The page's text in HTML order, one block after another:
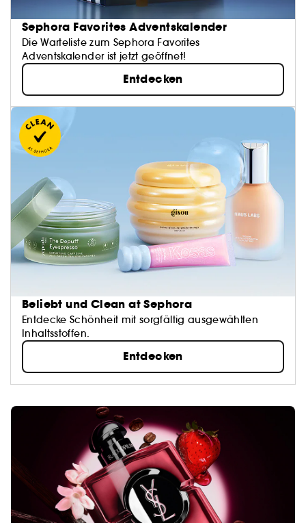
Sephora Favorites Adventskalender
Die Warteliste zum Sephora Favorites
Adventskalender ist jetzt geöffnet!
Entdecken
Beliebt und Clean at Sephora
Entdecke Schönheit mit sorgfältig ausgewählten
Inhaltsstoffen.
Entdecken